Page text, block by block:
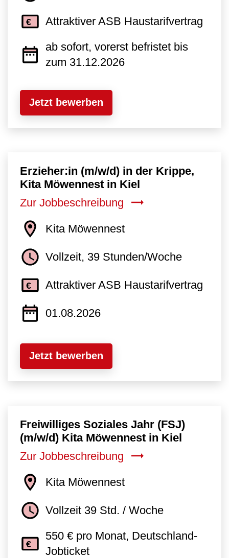
Attraktiver ASB Haustarifvertrag
ab sofort, vorerst befristet bis
zum 31.12.2026
Jetzt bewerben
Erzieher:in (m/w/d) in der Krippe,
Kita Möwennest in Kiel
Zur Jobbeschreibung
Kita Möwennest
Vollzeit, 39 Stunden/Woche
Attraktiver ASB Haustarifvertrag
01.08.2026
Jetzt bewerben
Freiwilliges Soziales Jahr (FSJ)
(m/w/d) Kita Möwennest in Kiel
Zur Jobbeschreibung
Kita Möwennest
Vollzeit 39 Std. / Woche
550 € pro Monat, Deutschland-
Jobticket